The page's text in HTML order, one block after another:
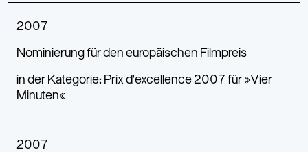
2007
Nominierung für den europäischen Filmpreis
in der Kategorie: Prix d'excellence 2007 für »Vier
Minuten«
2007